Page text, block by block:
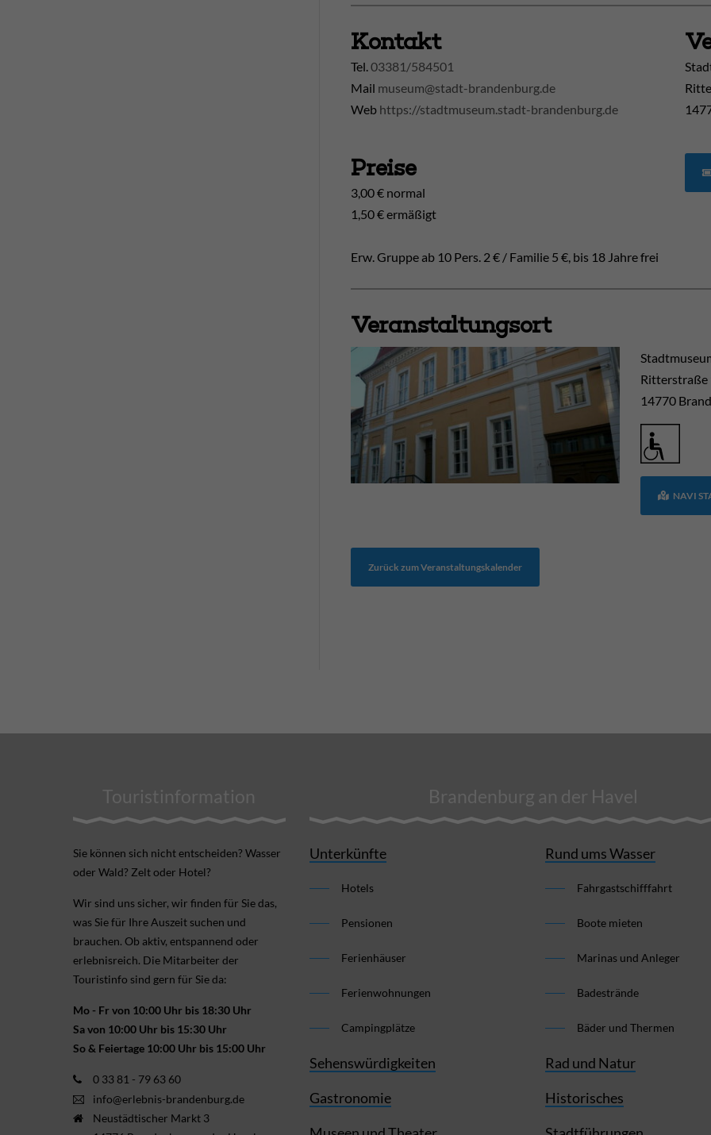
Kontakt
Tel. 03381/584501
Mail museum@stadt-brandenburg.de
Web https://stadtmuseum.stadt-brandenburg.de
Preise
3,00 € normal
1,50 € ermäßigt
Erw. Gruppe ab 10 Pers. 2 € / Familie 5 €, bis 18 Jahre frei
Veranstaltungsort
Ritterstraße
14770
NAVI
Zurück zum Veranstaltungskalender
Touristinformation
Sie können sich nicht ent­scheiden? Wasser
oder Wald? Zelt oder Hotel?
Wir sind uns sicher, wir finden für Sie das,
was Sie für Ihre Aus­zeit suchen und
brauchen. Ob aktiv, ent­spannend oder
erlebnis­reich. Die Mitarbeiter der
Touristinfo sind gern für Sie da:
Mo - Fr von 10:00 Uhr bis 18:30 Uhr
Sa von 10:00 Uhr bis 15:30 Uhr
So & Feiertage 10:00 Uhr bis 15:00 Uhr
0 33 81 - 79 63 60
info@erlebnis-brandenburg.de
Neustädtischer Markt 3
Brandenburg an der Havel
Unterkünfte
Hotels
Pensionen
Ferienhäuser
Ferienwohnungen
Campingplätze
Sehenswürdigkeiten
Gastronomie
Rund ums Wasser
Fahrgastschifffahrt
Boote mieten
Marinas und Anleger
Badestrände
Bäder und Thermen
Rad und Natur
Historisches